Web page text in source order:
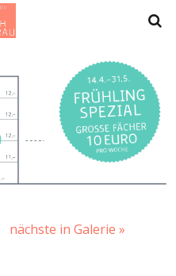
nächste in Galerie »